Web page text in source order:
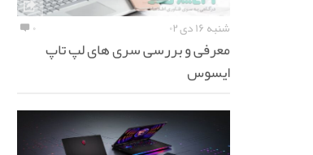
شنبه ۱۶ دی ۰۲ ۰
معرفی و بررسی سری های لپ تاپ
ایسوس